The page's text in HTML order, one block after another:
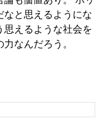
なと思えるようにな
思えるような社会を
なんだろう。